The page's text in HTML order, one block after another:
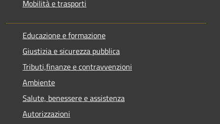
Mobilità e trasporti
Educazione e formazione
Giustizia e sicurezza pubblica
Tributi,finanze e contravvenzioni
Ambiente
Salute, benessere e assistenza
Autorizzazioni